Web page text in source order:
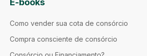
E-books
Como vender sua cota de consórcio
Compra consciente de consórcio